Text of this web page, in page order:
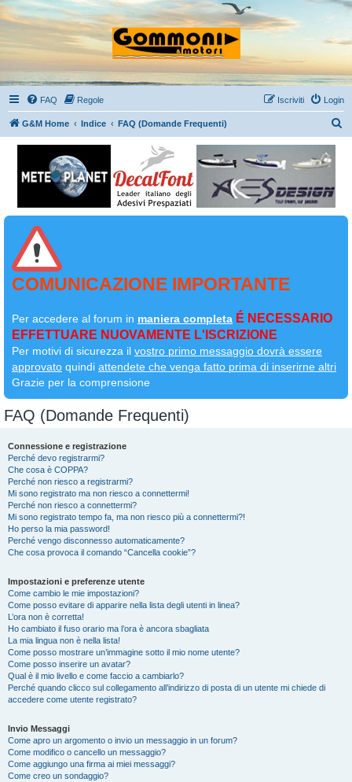
FAQ Regole Login
Iscriviti
G&M Home Indice FAQ (Domande Frequenti)
COMUNICAZIONE IMPORTANTE
Per accedere al forum in maniera completa É NECESSARIO
EFFETTUARE NUOVAMENTE L'ISCRIZIONE
Per motivi di sicurezza il vostro primo messaggio dovrà essere
approvato quindi attendete che venga fatto prima di inserirne altri
Grazie per la comprensione
FAQ (Domande Frequenti)
Connessione e registrazione
Perché devo registrarmi?
Che cosa è COPPA?
Perché non riesco a registrarmi?
Mi sono registrato ma non riesco a connettermi!
Perché non riesco a connettermi?
Mi sono registrato tempo fa, ma non riesco più a connettermi?!
Ho perso la mia password!
Perché vengo disconnesso automaticamente?
Che cosa provoca il comando “Cancella cookie”?
Impostazioni e preferenze utente
Come cambio le mie impostazioni?
Come posso evitare di apparire nella lista degli utenti in linea?
L’ora non è corretta!
Ho cambiato il fuso orario ma l’ora è ancora sbagliata
La mia lingua non è nella lista!
Come posso mostrare un’immagine sotto il mio nome utente?
Come posso inserire un avatar?
Qual è il mio livello e come faccio a cambiarlo?
Perché quando clicco sul collegamento all’indirizzo di posta di un utente mi chiede di
accedere come utente registrato?
Invio Messaggi
Come apro un argomento o invio un messaggio in un forum?
Come modifico o cancello un messaggio?
Come aggiungo una firma ai miei messaggi?
Come creo un sondaggio?